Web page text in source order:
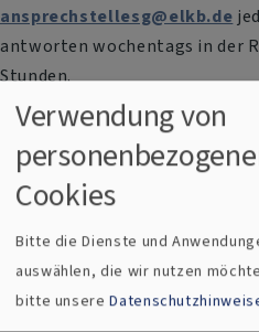
ansprechstellesg@elkb.de
antworten wochentags in der
Stunden.
Verwendung von
Cookies
Bitte die Dienste und
auswählen, die wir nutzen
bitte unsere